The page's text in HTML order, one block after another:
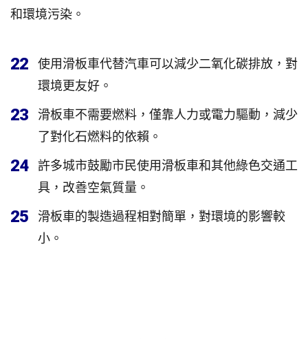
和環境污染。
22
使用滑板車代替汽車可以減少二氧化碳排放，對
環境更友好。
23
滑板車不需要燃料，僅靠人力或電力驅動，減少
了對化石燃料的依賴。
24
許多城市鼓勵市民使用滑板車和其他綠色交通工
具，改善空氣質量。
25
滑板車的製造過程相對簡單，對環境的影響較
小。